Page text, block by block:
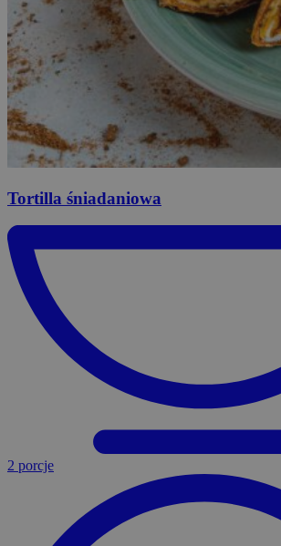
Tortilla śniadaniowa
2 porcje